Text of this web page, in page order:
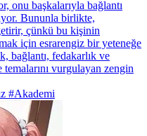
onu başkalarıyla bağlantı
Bununla birlikte,
çünkü bu kişinin
için esrarengiz bir yeteneğe
bağlantı, fedakarlık ve
vurgulayan zengin
#Akademi